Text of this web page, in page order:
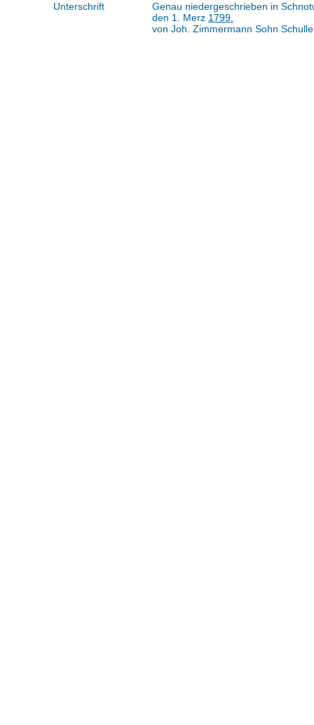
Unterschrift
Genau niedergeschrieben in
den 1. Merz 1799.
von Joh. Zimmermann Sohn